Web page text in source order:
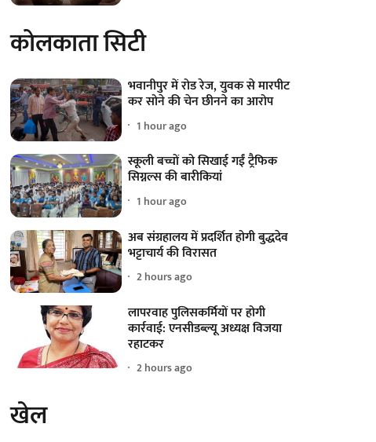
कोलकाता सिटी
भवानीपुर में रोड रेज, युवक से मारपीट
कर सोने की चेन छीनने का आरोप
1 hour ago
स्कूली बच्चों को सिखाई गईं ट्रैफिक
सिग्नल्स की बारीकियां
1 hour ago
अब संग्रहालय में प्रदर्शित होगी बुद्धदेव
भट्टाचार्य की विरासत
2 hours ago
लापरवाह पुलिसकर्मियों पर होगी
कार्रवाई: एनसीडब्ल्यू अध्यक्ष विजया
रहाटकर
2 hours ago
खेल